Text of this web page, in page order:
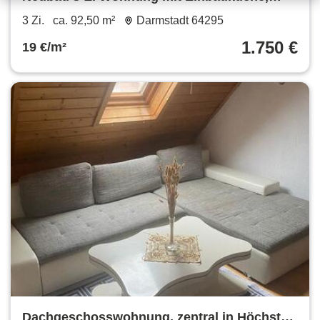
Balkon, Terrassse und Garten
3 Zi. ca. 92,50 m² Darmstadt 64295
19 €/m² 1.750 €
Dachgeschosswohnung, zentral in Höchst